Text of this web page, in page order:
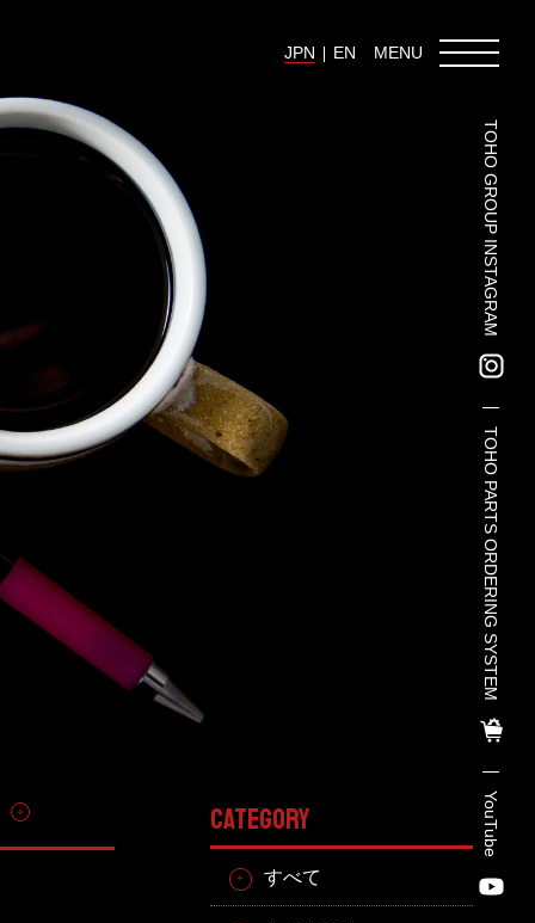
JPN EN MENU
東邦グループの採用情報
東邦グループからのお知らせ
東邦コラム
TOHO PARTS ORDERING SYSTE
YouTube
TOHO GROUP INSTAGRAM
TOHO PARTS ORDERING SYSTEM
YouTube
CATEGORY
すべて